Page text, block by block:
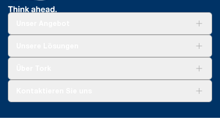
Spenderreklamation
+41 (0)848/810152